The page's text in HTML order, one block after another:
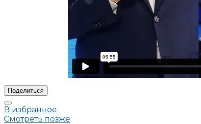
Поделиться
В избранное
Смотреть позже